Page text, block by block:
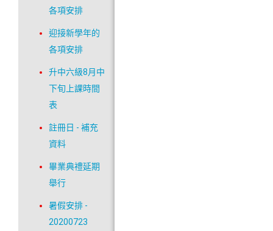
各項安排
迎接新學年的
各項安排
升中六級8月中
下旬上課時間
表
註冊日 - 補充
資料
畢業典禮延期
舉行
暑假安排 -
20200723